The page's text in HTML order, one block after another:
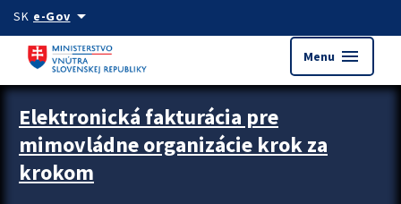
Preskocit na hlavný obsah
SK e-Govarrow_drop_down
Menu menu
Zastavit automatický posun upútavok
Elektronická fakturácia pre
mimovládne organizácie krok za
krokom